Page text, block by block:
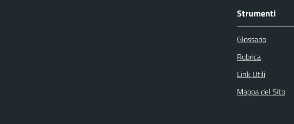
Strumenti
Glossario
Rubrica
Link Utili
Mappa del Sito